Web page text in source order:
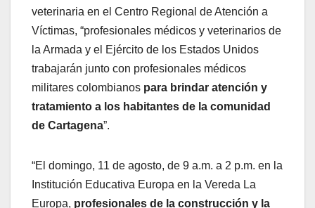
veterinaria en el Centro Regional de Atención a
Víctimas, “profesionales médicos y veterinarios de
la Armada y el Ejército de los Estados Unidos
trabajarán junto con profesionales médicos
militares colombianos para brindar atención y
tratamiento a los habitantes de la comunidad
de Cartagena”.
“El domingo, 11 de agosto, de 9 a.m. a 2 p.m. en la
Institución Educativa Europa en la Vereda La
Europa, profesionales de la construcción y la